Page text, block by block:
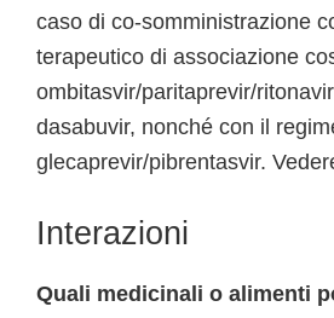
caso di co-somministrazione
terapeutico di associazione
ombitasvir/paritaprevir/
dasabuvir, nonché con il
glecaprevir/pibrentasvir.
Interazioni
Quali medicinali o alimenti